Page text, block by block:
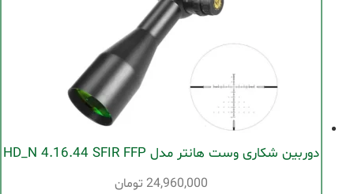
دوربین شکاری وست هانتر مدل HD_N 4.16.44 SFIR FFP
24,960,000 تومان